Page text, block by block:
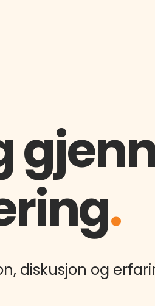
.
diskusjon og